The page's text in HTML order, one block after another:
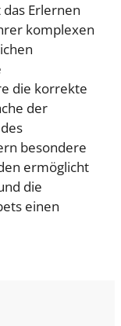
Erlernen
komplexen
die korrekte
der
besondere
ermöglicht
die
einen